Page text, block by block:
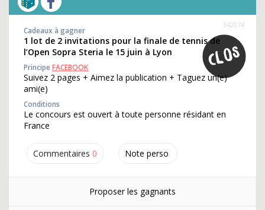
Commentaires 0 Note perso
342074
Cadeaux à gagner
1 lot de 2 invitations pour la finale de tennis de
l’Open Sopra Steria le 15 juin à Lyon
PrincipeFACEBOOK
Suivez 2 pages + Aimez la publication + Taguez un(e)
ami(e)
Conditions
Le concours est ouvert à toute personne résidant en
France
Proposer les gagnants